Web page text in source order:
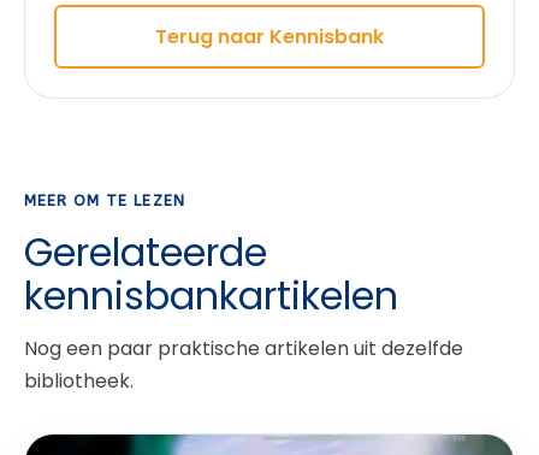
Terug naar Kennisbank
MEER OM TE LEZEN
Gerelateerde
kennisbankartikelen
Nog een paar praktische artikelen uit dezelfde
bibliotheek.